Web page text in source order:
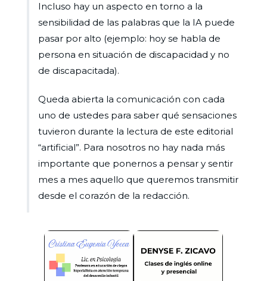
Incluso hay un aspecto en torno a la
sensibilidad de las palabras que la IA puede
pasar por alto (ejemplo: hoy se habla de
persona en situación de discapacidad y no
de discapacitada).
Queda abierta la comunicación con cada
uno de ustedes para saber qué sensaciones
tuvieron durante la lectura de este editorial
“artificial”. Para nosotros no hay nada más
importante que ponernos a pensar y sentir
mes a mes aquello que queremos transmitir
desde el corazón de la redacción.